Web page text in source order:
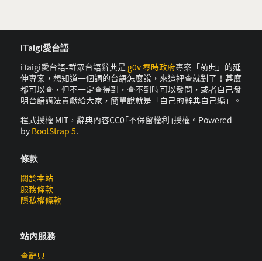
iTaigi愛台語
iTaigi愛台語-群眾台語辭典是 g0v 零時政府專案「萌典」的延
伸專案，想知道一個詞的台語怎麼說，來這裡查就對了！甚麼
都可以查，但不一定查得到，查不到時可以發問，或者自己發
明台語講法貢獻給大家，簡單說就是「自己的辭典自己編」。
程式授權 MIT，辭典內容CC0｢不保留權利｣授權。Powered
by BootStrap 5.
條款
關於本站
服務條款
隱私權條款
站內服務
查辭典